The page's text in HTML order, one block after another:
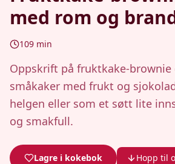
med rom og
109 min
Oppskrift på fruktkake-brownie
småkaker med frukt og
helgen eller som et søtt lite
og smakfull.
Lagre i kokebok Hopp til